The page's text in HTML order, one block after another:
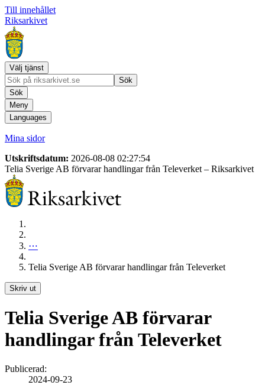
Till innehållet
Riksarkivet
Välj tjänst
Sök
Sök
Meny
Languages
Mina sidor
Utskriftsdatum: 2026-08-08 02:27:54
Telia Sverige AB förvarar handlingar från Televerket – Riksarkivet
⋯
Telia Sverige AB förvarar handlingar från Televerket
Skriv ut
Telia Sverige AB förvarar
handlingar från Televerket
Publicerad:
2024-09-23